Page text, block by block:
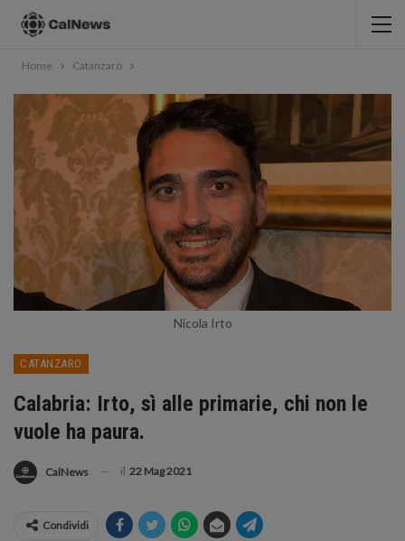
Home Catanzaro
Nicola Irto
CATANZARO
Calabria: Irto, sì alle primarie, chi non le
vuole ha paura.
CalNews il 22 Mag 2021
Condividi